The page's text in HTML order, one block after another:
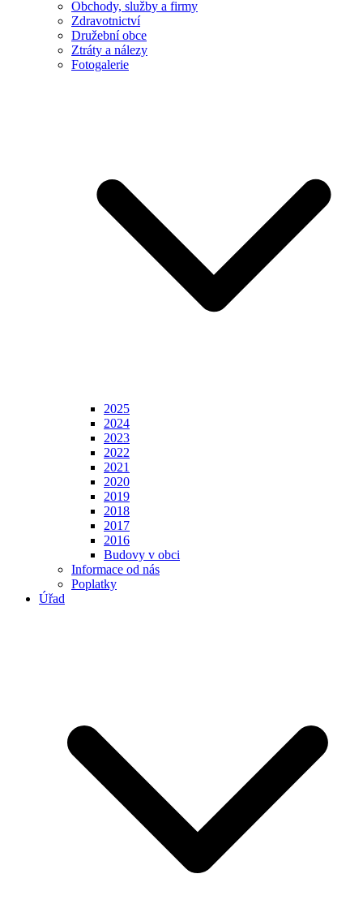
Obchody, služby a firmy
Zdravotnictví
Družební obce
Ztráty a nálezy
Fotogalerie
2025
2024
2023
2022
2021
2020
2019
2018
2017
2016
Budovy v obci
Informace od nás
Poplatky
Úřad